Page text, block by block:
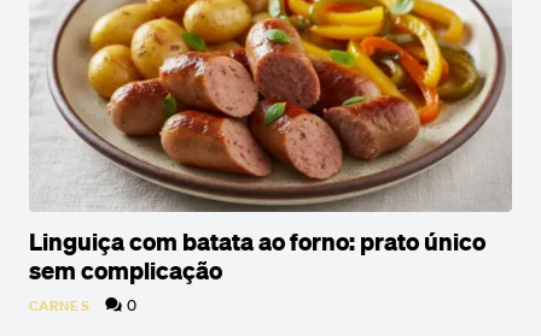
Linguiça com batata ao forno: prato único
sem complicação
CARNES 0